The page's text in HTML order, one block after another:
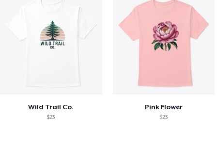
Wild Trail Co.
$23
Pink Flower
$23